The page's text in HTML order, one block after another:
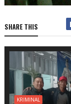
SHARE THIS
KRIMINAL